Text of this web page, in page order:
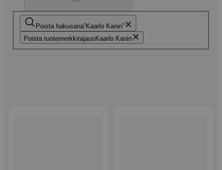
Poista hakusana Kaarlo Kanin
Poista tuotemerkkirajaus Kaarlo Kanin